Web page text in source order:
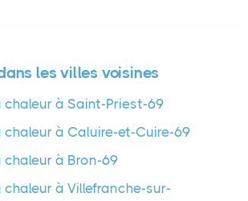
les villes voisines
chaleur à Saint-Priest-69
chaleur à Caluire-et-Cuire-69
chaleur à Bron-69
chaleur à Villefranche-sur-